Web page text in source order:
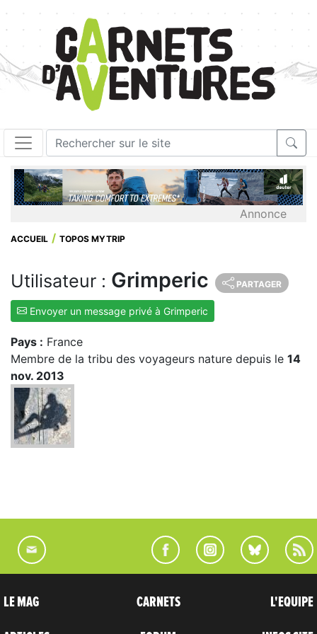
Annonce
ACCUEIL TOPOS MYTRIP
Utilisateur : Grimperic PARTAGER
Envoyer un message privé à Grimperic
Pays : France
Membre de la tribu des voyageurs nature depuis le 14
nov. 2013
LE MAG CARNETS L'EQUIPE